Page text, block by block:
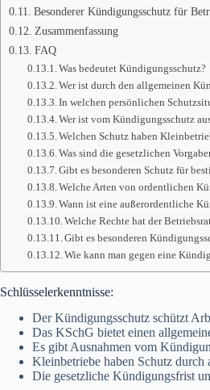
Besonderer Kündigungsschutz für
Zusammenfassung
FAQ
Was bedeutet Kündigungsschutz?
Wer ist durch den allgemeinen
In welchen persönlichen
Wer ist vom Kündigungsschutz
Welchen Schutz haben
Was sind die gesetzlichen
Gibt es besonderen Schutz für
Welche Arten von ordentlichen
Wann ist eine außerordentliche
Welche Rechte hat der
Gibt es besonderen
Wie kann man gegen eine
Schlüsselerkenntnisse:
Der Kündigungsschutz schützt
Das KSchG bietet einen
Es gibt Ausnahmen vom
Kleinbetriebe haben Schutz durch
Die gesetzliche Kündigungsfrist